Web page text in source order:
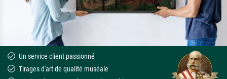
Un service client passionné
Tirages d'art de qualité muséale